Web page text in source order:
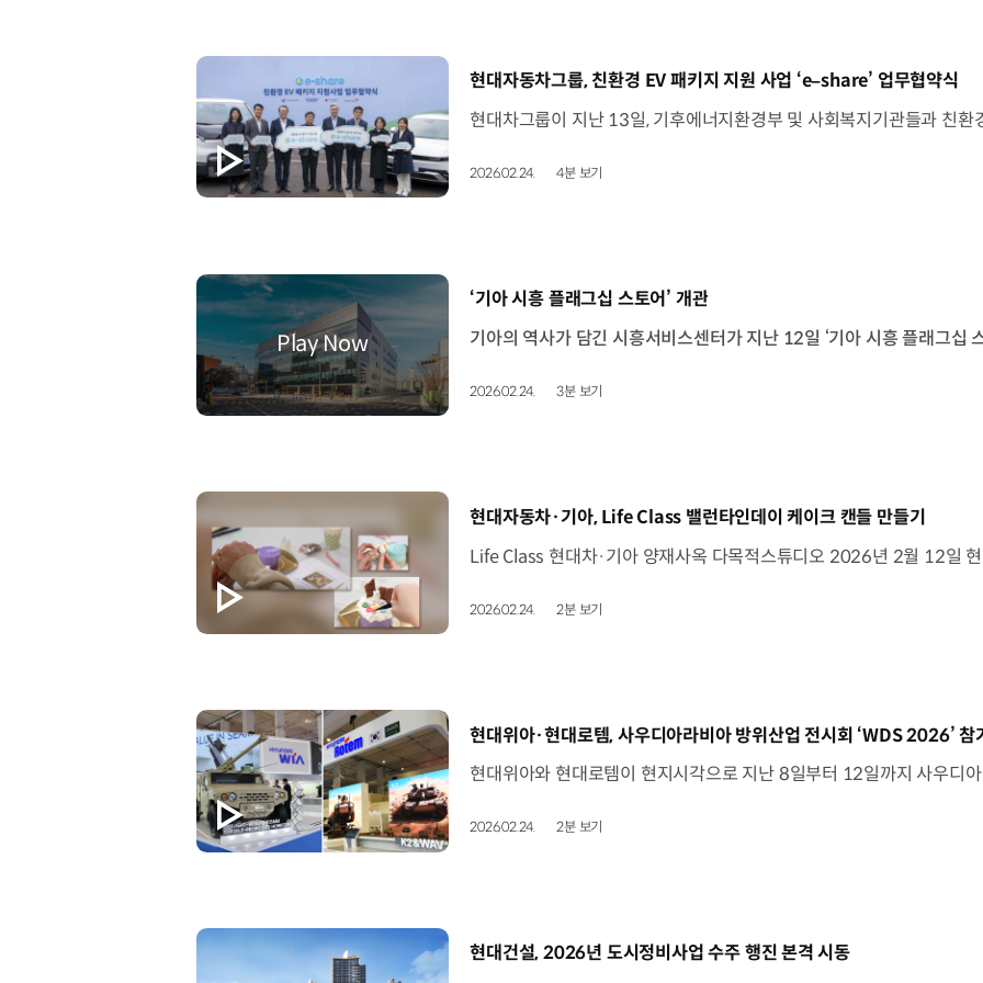
[동영상]
현대자동차그룹, 친환경 EV 패키지 지원 사업 ‘e–share’ 업무협약식
2026.02.24. 4분 보기
[동영상]
‘기아 시흥 플래그십 스토어’ 개관
2026.02.24. 3분 보기
[동영상]
현대자동차·기아, Life Class 밸런타인데이 케이크 캔들 만들기
2026.02.24. 2분 보기
[동영상]
현대위아·현대로템, 사우디아라비아 방위산업 전시회 ‘WDS 2026’ 참
2026.02.24. 2분 보기
[동영상]
현대건설, 2026년 도시정비사업 수주 행진 본격 시동